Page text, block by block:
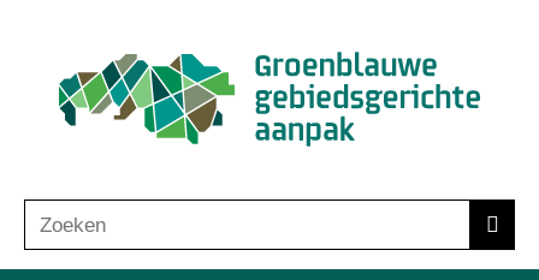
naar
de
inhoud
o
Zoeken